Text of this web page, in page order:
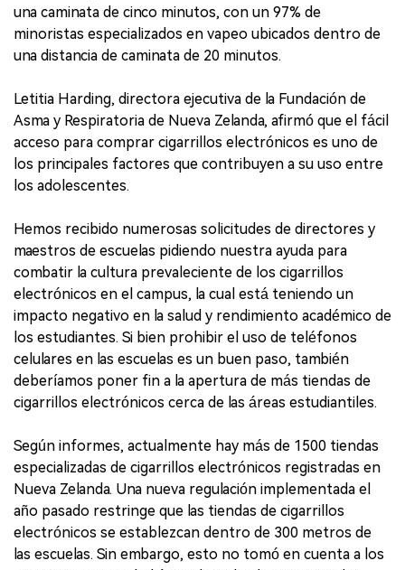
una caminata de cinco minutos, con un 97% de
minoristas especializados en vapeo ubicados dentro de
una distancia de caminata de 20 minutos.
Letitia Harding, directora ejecutiva de la Fundación de
Asma y Respiratoria de Nueva Zelanda, afirmó que el fácil
acceso para comprar cigarrillos electrónicos es uno de
los principales factores que contribuyen a su uso entre
los adolescentes.
Hemos recibido numerosas solicitudes de directores y
maestros de escuelas pidiendo nuestra ayuda para
combatir la cultura prevaleciente de los cigarrillos
electrónicos en el campus, la cual está teniendo un
impacto negativo en la salud y rendimiento académico de
los estudiantes. Si bien prohibir el uso de teléfonos
celulares en las escuelas es un buen paso, también
deberíamos poner fin a la apertura de más tiendas de
cigarrillos electrónicos cerca de las áreas estudiantiles.
Según informes, actualmente hay más de 1500 tiendas
especializadas de cigarrillos electrónicos registradas en
Nueva Zelanda. Una nueva regulación implementada el
año pasado restringe que las tiendas de cigarrillos
electrónicos se establezcan dentro de 300 metros de
las escuelas. Sin embargo, esto no tomó en cuenta a los